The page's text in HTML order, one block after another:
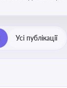
економіки в цілому
Усі публікації